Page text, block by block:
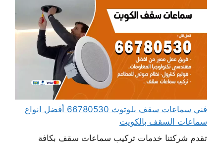
فني سماعات سقف بلوتوث 66780530 أفضل انواع
سماعات السقف بالكويت
تقدم شركتنا خدمات تركيب سماعات سقف بكافة